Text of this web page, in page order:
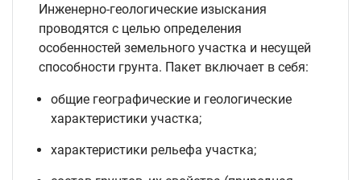
Инженерно-геологические изыскания
проводятся с целью определения
особенностей земельного участка и несущей
способности грунта. Пакет включает в себя:
общие географические и геологические
характеристики участка;
характеристики рельефа участка;